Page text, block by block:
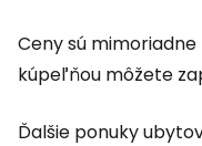
Ceny sú
kúpeľňou môžete
Ďalšie ponuky